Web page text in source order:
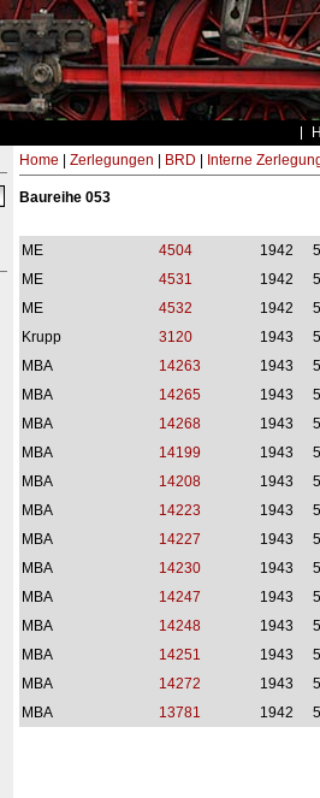
Home Zerlegungen BRD Interne
Baureihe 053
ME 4504 1942
ME
4531 1942
ME
4532 1942
Krupp
3120 1943
MBA
14263 1943
MBA
14265 1943
MBA
14268 1943
MBA
14199 1943
MBA
14208 1943
MBA
14223 1943
MBA
14227 1943
MBA
14230 1943
MBA
14247 1943
MBA
14248 1943
MBA
14251 1943
MBA
14272 1943
MBA
13781 1942